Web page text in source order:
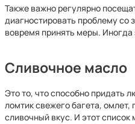
Также важно регулярно
диагностировать проблему со
вовремя принять меры. Иногда
Сливочное масло
Это то, что способно придать
ломтик свежего багета,
сливочный вкус. И этот